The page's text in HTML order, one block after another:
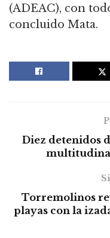
(ADEAC), con
concluido Mata.
Diez detenidos
Torremolinos
playas con la